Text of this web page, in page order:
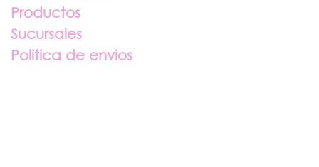
Productos
Sucursales
Politica de envios